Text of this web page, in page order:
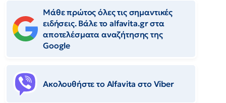
Μάθε πρώτος όλες τις σημαντικές
ειδήσεις. Βάλε το alfavita.gr στα
αποτελέσματα αναζήτησης της
Google
Ακολουθήστε το Αlfavita στο Viber